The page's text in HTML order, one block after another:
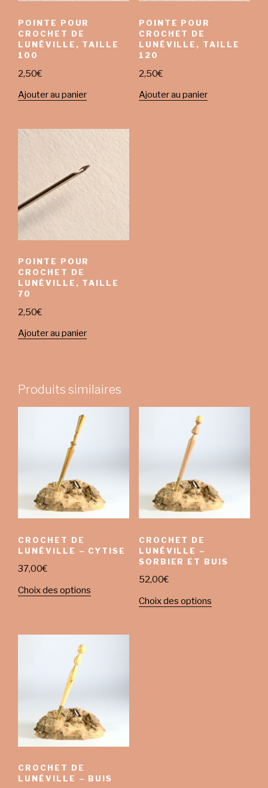
POINTE POUR
CROCHET DE
LUNÉVILLE, TAILLE
100
2,50€
Ajouter au panier
POINTE POUR
CROCHET DE
LUNÉVILLE, TAILLE
120
2,50€
Ajouter au panier
POINTE POUR
CROCHET DE
LUNÉVILLE, TAILLE
70
2,50€
Ajouter au panier
Produits similaires
CROCHET DE
LUNÉVILLE – CYTISE
37,00€
Choix des options
CROCHET DE
LUNÉVILLE –
SORBIER ET BUIS
52,00€
Choix des options
CROCHET DE
LUNÉVILLE – BUIS